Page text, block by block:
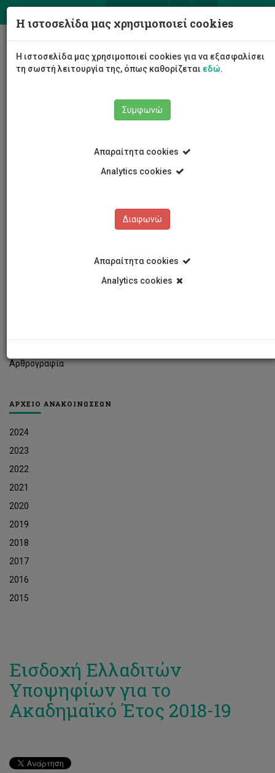
Αρθρογραφία
ΑΡΧΕΙΟ ΑΝΑΚΟΙΝΩΣΕΩΝ
2024
2023
2022
2021
2020
2019
2018
2017
2016
2015
Εισδοχή Ελλαδιτών
Υποψηφίων για το
Ακαδημαϊκό Έτος 2018-19
Η ιστοσελίδα μας χρησιμοποιεί cookies
Η ιστοσελίδα μας χρησιμοποιεί cookies για να εξασφαλίσει
τη σωστή λειτουργία της, όπως καθορίζεται εδώ.
Συμφωνώ
Απαραίτητα cookies
Analytics cookies
Διαφωνώ
Απαραίτητα cookies
Analytics cookies